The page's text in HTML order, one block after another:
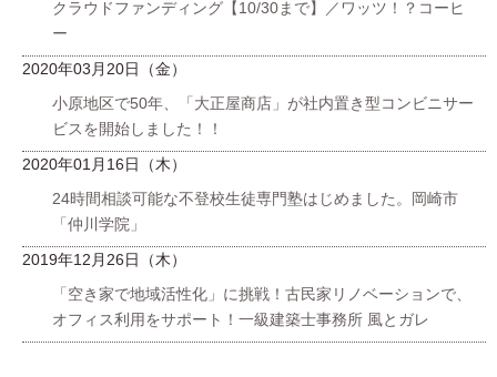
クラウドファンディング【10/30まで】／ワッツ！？コーヒ
ー
2020年03月20日（金）
小原地区で50年、「大正屋商店」が社内置き型コンビニサー
ビスを開始しました！！
2020年01月16日（木）
24時間相談可能な不登校生徒専門塾はじめました。岡崎市
「仲川学院」
2019年12月26日（木）
「空き家で地域活性化」に挑戦！古民家リノベーションで、
オフィス利用をサポート！一級建築士事務所 風とガレ